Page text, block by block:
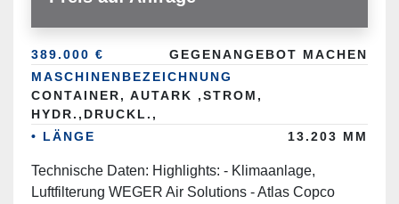
389.000 €
GEGENANGEBOT MACHEN
MASCHINENBEZEICHNUNG
CONTAINER, AUTARK ,STROM,
HYDR.,DRUCKL.,
• LÄNGE
13.203 MM
Technische Daten: Highlights: - Klimaanlage,
Luftfilterung WEGER Air Solutions - Atlas Copco